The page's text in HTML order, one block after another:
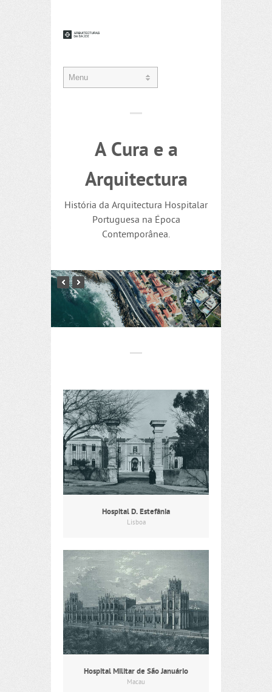
A Cura e a
Arquitectura
História da Arquitectura Hospitalar
Portuguesa na Época
Contemporânea.
Hospital D. Estefânia
Lisboa
Hospital Militar de São Januário
Macau